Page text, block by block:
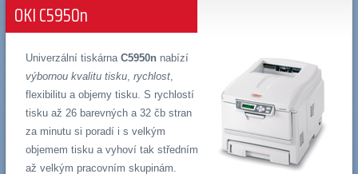
OKI C5950n
Univerzální tiskárnaC5950n nabízí
výbornou kvalitu tisku ,rychlost
flexibilitu a objemy tisku. S rychlostí
tisku až 26 barevných a 32 čb stran
za minutu si poradí i s velkým
objemem tisku a vyhoví tak středním
až velkým pracovním skupinám.